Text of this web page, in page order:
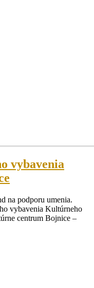
vybavenia
vybavenia
Kultúrneho
na podporu umenia.
vybavenia Kultúrneho
centrum Bojnice –